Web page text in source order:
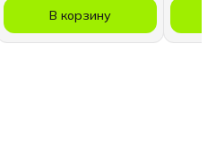
В корзину